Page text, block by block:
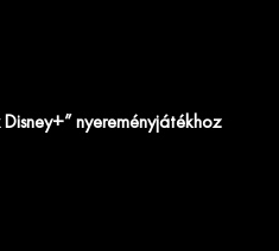
Disney+” nyereményjátékhoz